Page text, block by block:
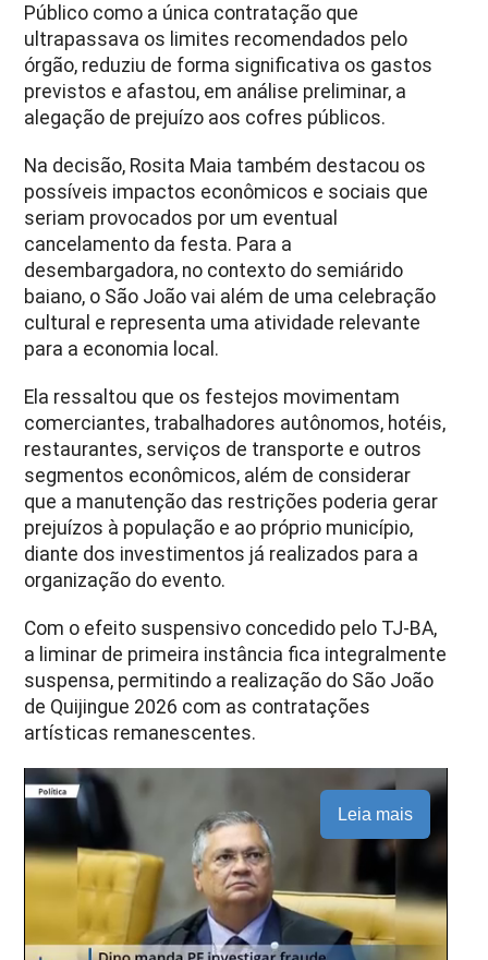
Público como a única contratação que
ultrapassava os limites recomendados pelo
órgão, reduziu de forma significativa os gastos
previstos e afastou, em análise preliminar, a
alegação de prejuízo aos cofres públicos.
Na decisão, Rosita Maia também destacou os
possíveis impactos econômicos e sociais que
seriam provocados por um eventual
cancelamento da festa. Para a
desembargadora, no contexto do semiárido
baiano, o São João vai além de uma celebração
cultural e representa uma atividade relevante
para a economia local.
Ela ressaltou que os festejos movimentam
comerciantes, trabalhadores autônomos, hotéis,
restaurantes, serviços de transporte e outros
segmentos econômicos, além de considerar
que a manutenção das restrições poderia gerar
prejuízos à população e ao próprio município,
diante dos investimentos já realizados para a
organização do evento.
Com o efeito suspensivo concedido pelo TJ-BA,
a liminar de primeira instância fica integralmente
suspensa, permitindo a realização do São João
de Quijingue 2026 com as contratações
artísticas remanescentes.
Leia mais